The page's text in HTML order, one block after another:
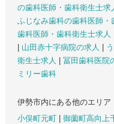
の歯科医師・歯科衛生士求
ふじなみ歯科の歯科医師・
歯科医師・歯科衛生士求人
山田赤十字病院の求人
衛生士求人
冨田歯科医院
ミリー歯科
伊勢市内にある他のエリア
小俣町元町
御薗町高向上